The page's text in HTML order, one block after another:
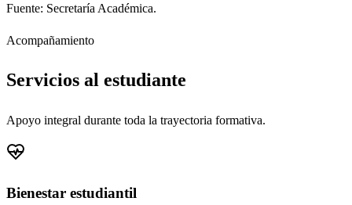
Fuente: Secretaría Académica.
Acompañamiento
Servicios al estudiante
Apoyo integral durante toda la trayectoria formativa.
Bienestar estudiantil